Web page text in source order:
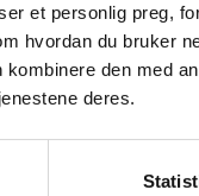
et personlig preg,
hvordan du bruker
den med
deres.